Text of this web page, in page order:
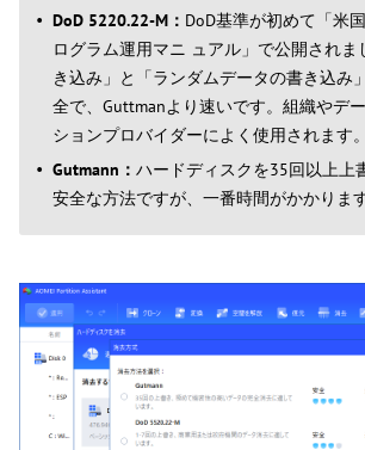
DoD 5220.22-M： DoD基準が初めて「米
ログラム運用マニ ュアル」で公開されま
き込み」と「ランダムデータの書き込み
全で、Guttmanより速いです。組織やデ
ションプロバイダーによく使用されます。
Gutmann： ハードディスクを35回以上上
安全な方法ですが、一番時間がかかります